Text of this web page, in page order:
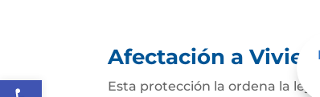
Abrir barra de herramientas
Afectación a
Esta protección la ordena la ley